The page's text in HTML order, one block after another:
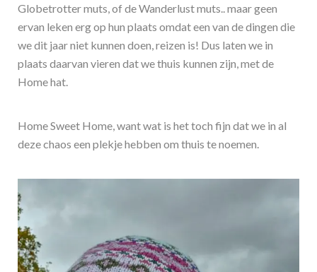
Globetrotter muts, of de Wanderlust muts.. maar geen
ervan leken erg op hun plaats omdat een van de dingen die
we dit jaar niet kunnen doen, reizen is! Dus laten we in
plaats daarvan vieren dat we thuis kunnen zijn, met de
Home hat.
Home Sweet Home, want wat is het toch fijn dat we in al
deze chaos een plekje hebben om thuis te noemen.